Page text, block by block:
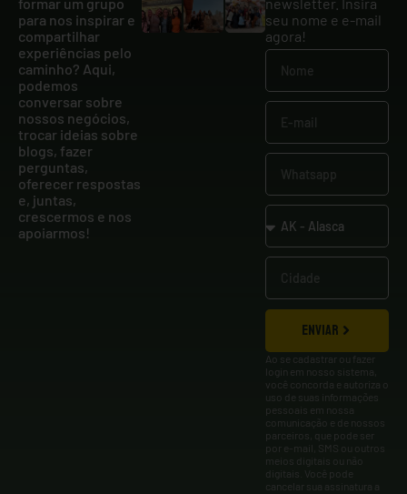
para nos inspirar e
compartilhar
experiências pelo
caminho? Aqui,
podemos
conversar sobre
nossos negócios,
trocar ideias sobre
blogs, fazer
perguntas,
oferecer respostas
e, juntas,
crescermos e nos
apoiarmos!
seu nome e e-mail
agora!
ENVIAR
Ao se cadastrar ou fazer
login em nosso sistema,
você concorda e autoriza o
uso de suas informações
pessoais em nossa
comunicação e de nossos
parceiros, que pode ser
por e-mail, SMS ou outros
meios digitais ou não
digitais. Você pode
cancelar sua assinatura a